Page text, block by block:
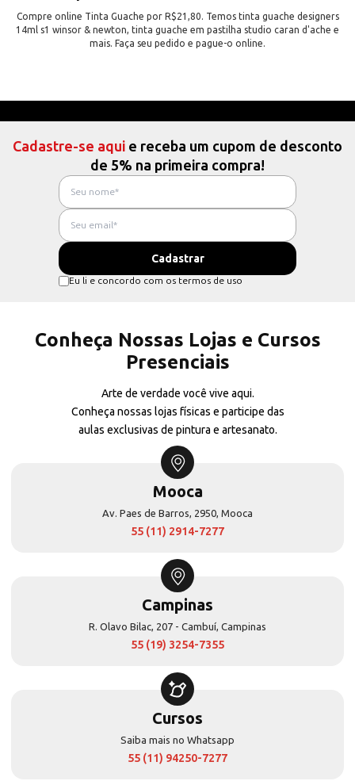
Compre online Tinta Guache por R$21,80. Temos tinta guache designers
14ml s1 winsor & newton, tinta guache em pastilha studio caran d'ache e
mais. Faça seu pedido e pague-o online.
Cadastre-se aqui e receba um cupom de desconto
de 5% na primeira compra!
Eu li e concordo com os termos de uso
Conheça Nossas Lojas e Cursos
Presenciais
Arte de verdade você vive aqui.
Conheça nossas lojas físicas e participe das
aulas exclusivas de pintura e artesanato.
Mooca
Av. Paes de Barros, 2950, Mooca
55 (11) 2914-7277
Campinas
R. Olavo Bilac, 207 - Cambuí, Campinas
55 (19) 3254-7355
Cursos
Saiba mais no Whatsapp
55 (11) 94250-7277